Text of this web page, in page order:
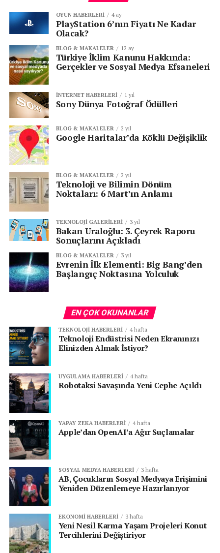
Avrupa menşeli araçlara bağımlıydı. Ancak Kiichiro
Toyoda, Japonya’nın endüstriyel gelişimini desteklemek
adına kendi yerli otomobilini üretme kararı aldı.
Toyota AA’nin geliştirilme süreci, 1933 yılında Toyoda
Automatic Loom Works bünyesinde bir otomotiv
bölümü kurulmasıyla başladı. Kiichiro Toyoda ve ekibi,
Amerikan yapımı Chevrolet ve Ford gibi modelleri
inceledi ve kendi tasarımlarını oluşturmak için detaylı
çalışmalar yaptı. Sonuç olarak,
ilk seri üretim otomobili olan Toyota AA piyasaya
sürüldü.
Tasarım ve Teknik Özellikler
Toyota AA, tasarım açısından Amerikan
Chrysler Airflow modelinden ilham aldı. Akıcı ve
aerodinamik hatları ile dikkat çeken bu model,
Japonya’nın modern otomobil üretimine adım atmasını
sağladı.
Toyota AA’nın teknik özellikleri şunlardı:
Motor:
Güç:
65 beygir
Şanzıman:
Maksimum Hız:Yaklaşık 100 km/s
Otomobilin üretiminde kullanılan çelik gövde, o
dönemdeki ahşap iskeletli araçlara göre büyük bir
yenilikti. Toyota, dayanıklılığı artırmak adına çelik
gövdeyi tercih etti ve bu sayede AA modeli Japon
yollarına daha uygun hale geldi.
OYUN HABERLERI 4 ay
PlayStation 6’nın Fiyatı Ne Kadar
Olacak?
BLOG & MAKALELER 12 ay
Türkiye İklim Kanunu Hakkında:
Gerçekler ve Sosyal Medya Efsaneleri
İNTERNET HABERLERI 1 yıl
Sony Dünya Fotoğraf Ödülleri
BLOG & MAKALELER 2 yıl
Google Haritalar’da Köklü Değişiklik
BLOG & MAKALELER 2 yıl
Teknoloji ve Bilimin Dönüm
Noktaları: 6 Mart’ın Anlamı
TEKNOLOJI GALERILERI 3 yıl
Bakan Uraloğlu: 3. Çeyrek Raporu
Sonuçlarını Açıkladı
BLOG & MAKALELER 3 yıl
Evrenin İlk Elementi: Big Bang’den
Başlangıç Noktasına Yolculuk
EN ÇOK OKUNANLAR
TEKNOLOJI HABERLERI 4 hafta
Teknoloji Endüstrisi Neden Ekranınızı
Elinizden Almak İstiyor?
UYGULAMA HABERLERI 4 hafta
Robotaksi Savaşında Yeni Cephe Açıldı
YAPAY ZEKA HABERLERI 4 hafta
Apple’dan OpenAI’a Ağır Suçlamalar
SOSYAL MEDYA HABERLERI 3 hafta
AB, Çocukların Sosyal Medyaya Erişimini
Yeniden Düzenlemeye Hazırlanıyor
EKONOMI HABERLERI 3 hafta
Yeni Nesil Karma Yaşam Projeleri Konut
Tercihlerini Değiştiriyor